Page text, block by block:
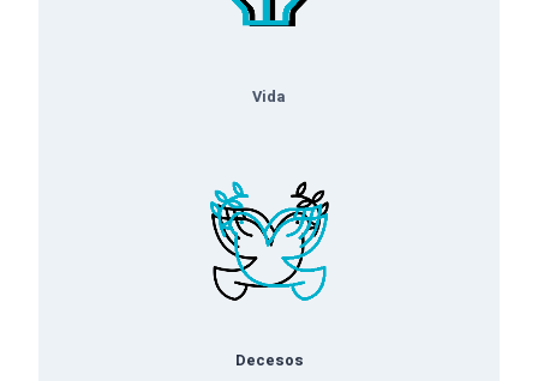
Vida
Decesos